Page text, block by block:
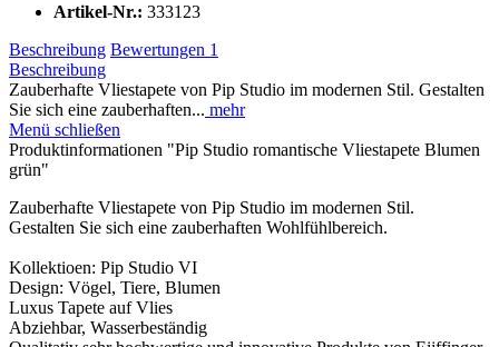
Artikel-Nr.: 333123
Beschreibung Bewertungen 1
Beschreibung
Zauberhafte Vliestapete von Pip Studio im modernen Stil. Gestalten
Sie sich eine zauberhaften... mehr
Menü schließen
Produktinformationen "Pip Studio romantische Vliestapete Blumen
grün"
Zauberhafte Vliestapete von Pip Studio im modernen Stil.
Gestalten Sie sich eine zauberhaften Wohlfühlbereich.
Kollektioen: Pip Studio VI
Design: Vögel, Tiere, Blumen
Luxus Tapete auf Vlies
Abziehbar, Wasserbeständig